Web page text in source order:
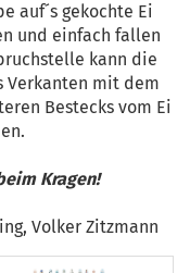
auf´s gekochte Ei
und einfach fallen
kann die
Verkanten mit dem
Bestecks vom Ei
Kragen!
Volker Zitzmann